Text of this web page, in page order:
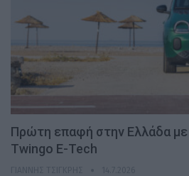
Πρώτη επαφή στην Ελλάδα με
Twingo E-Tech